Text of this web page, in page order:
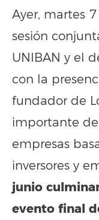
Ayer, martes
sesión
UNIBAN y el
con la
fundador de
importante
empresas
inversores y
junio
evento final